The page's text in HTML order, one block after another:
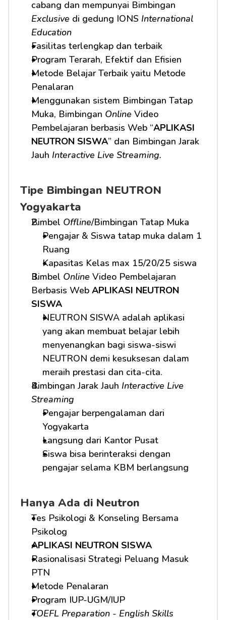
Exclusive di gedung IONS International
Education
Fasilitas terlengkap dan terbaik
Program Terarah, Efektif dan Efisien
Metode Belajar Terbaik yaitu Metode
Penalaran
Menggunakan sistem Bimbingan Tatap
Muka, Bimbingan Online Video
Pembelajaran berbasis Web “APLIKASI
NEUTRON SISWA” dan Bimbingan Jarak
Jauh Interactive Live Streaming.
Tipe Bimbingan NEUTRON
Yogyakarta
Bimbel Offline/Bimbingan Tatap Muka
Pengajar & Siswa tatap muka dalam 1
Ruang
Kapasitas Kelas max 15/20/25 siswa
Bimbel Online Video Pembelajaran
Berbasis Web APLIKASI NEUTRON
SISWA
NEUTRON SISWA adalah aplikasi
yang akan membuat belajar lebih
menyenangkan bagi siswa-siswi
NEUTRON demi kesuksesan dalam
meraih prestasi dan cita-cita.
Bimbingan Jarak Jauh Interactive Live
Streaming
Pengajar berpengalaman dari
Yogyakarta
Langsung dari Kantor Pusat
Siswa bisa berinteraksi dengan
pengajar selama KBM berlangsung
Hanya Ada di Neutron
Tes Psikologi & Konseling Bersama
Psikolog
APLIKASI NEUTRON SISWA
Rasionalisasi Strategi Peluang Masuk
PTN
Metode Penalaran
Program IUP-UGM/IUP
TOEFL Preparation - English Skills